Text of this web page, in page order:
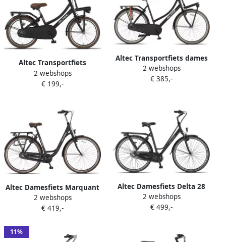
Altec Transportfiets
Kinderen Urban 20 Inch
Meisjes Terugtraprem
2 webshops
€ 199,-
Altec Transportfiets dames
Dutch 28 Inch 57 cm Dames
3V Terugtraprem Matzwart
2 webshops
€ 385,-
Altec Damesfiets Marquant
28 Inch 56 cm Dames 3V V-
Brakes Matzwart
2 webshops
€ 419,-
Altec Damesfiets Delta 28
Inch 50 cm Dames 3V
Rollerbrake Matzwart
2 webshops
€ 499,-
11%